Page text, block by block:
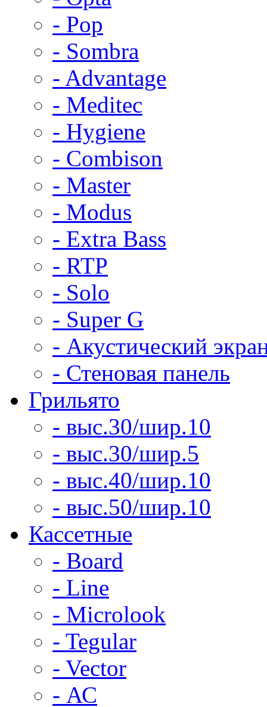
- Pop
- Sombra
- Advantage
- Meditec
- Hygiene
- Combison
- Master
- Modus
- Extra Bass
- RTP
- Solo
- Super G
- Акустический
- Стеновая панель
Грильято
- выс.30/шир.10
- выс.30/шир.5
- выс.40/шир.10
- выс.50/шир.10
Кассетные
- Board
- Line
- Microlook
- Tegular
- Vector
- АС